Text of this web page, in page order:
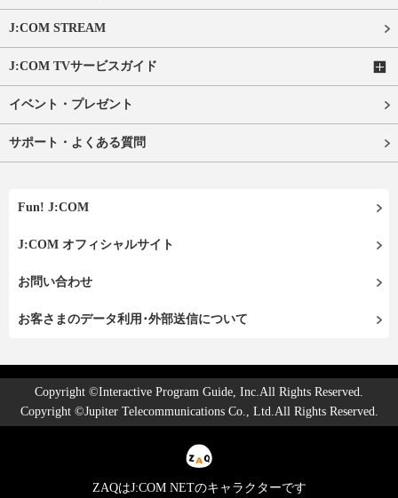
J:COM STREAM
J:COM TVサービスガイド
イベント・プレゼント
サポート・よくある質問
Fun! J:COM
J:COM オフィシャルサイト
お問い合わせ
お客さまのデータ利用･外部送信について
Copyright ©Interactive Program Guide, Inc.All Rights Reserved.
Copyright ©Jupiter Telecommunications Co., Ltd.All Rights Reserved.
ZAQはJ:COM NETのキャラクターです